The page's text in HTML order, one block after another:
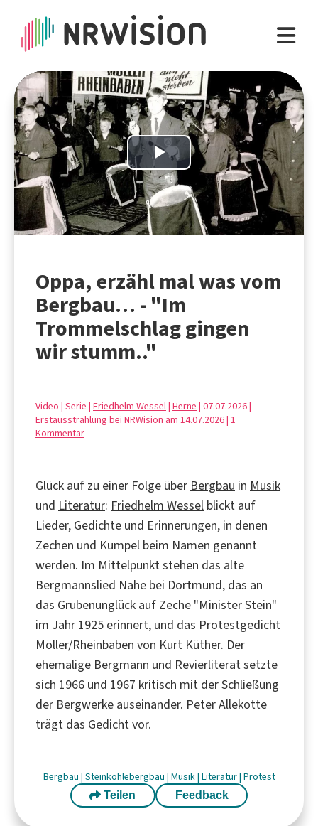
Play
Video
Oppa, erzähl mal was vom
Bergbau… - "Im
Trommelschlag gingen
wir stumm.."
Video | Serie | Friedhelm Wessel| Herne | 07.07.2026 |
Erstausstrahlung bei NRWision am 14.07.2026 | 1
Kommentar
Glück auf zu einer Folge über Bergbau in Musik
und Literatur: Friedhelm Wessel blickt auf
Lieder, Gedichte und Erinnerungen, in denen
Zechen und Kumpel beim Namen genannt
werden. Im Mittelpunkt stehen das alte
Bergmannslied Nahe bei Dortmund, das an
das Grubenunglück auf Zeche "Minister Stein"
im Jahr 1925 erinnert, und das Protestgedicht
Möller/Rheinbaben von Kurt Küther. Der
ehemalige Bergmann und Revierliterat setzte
sich 1966 und 1967 kritisch mit der Schließung
der Bergwerke auseinander. Peter Allekotte
trägt das Gedicht vor.
Bergbau | Steinkohlebergbau | Musik| Literatur| Protest
Teilen Feedback